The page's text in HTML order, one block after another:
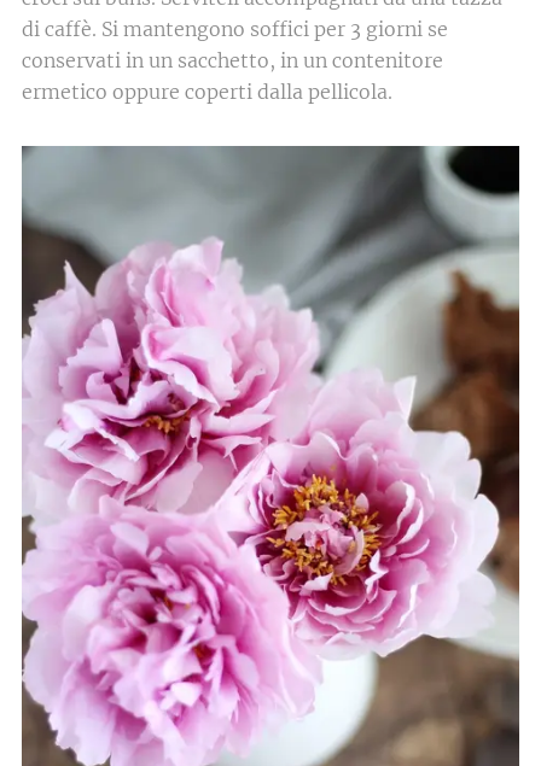
di caffè. Si mantengono soffici per 3 giorni se
conservati in un sacchetto, in un contenitore
ermetico oppure coperti dalla pellicola.